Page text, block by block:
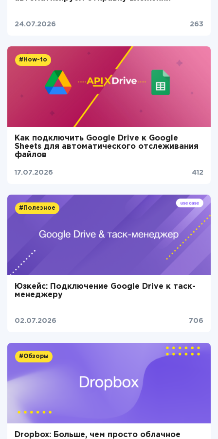
24.07.2026 263
#How-to
Как подключить Google Drive к Google
Sheets для автоматического отслеживания
файлов
17.07.2026 412
#Полезное
Юзкейс: Подключение Google Drive к таск-
менеджеру
02.07.2026 706
#Обзоры
Dropbox: Больше, чем просто облачное